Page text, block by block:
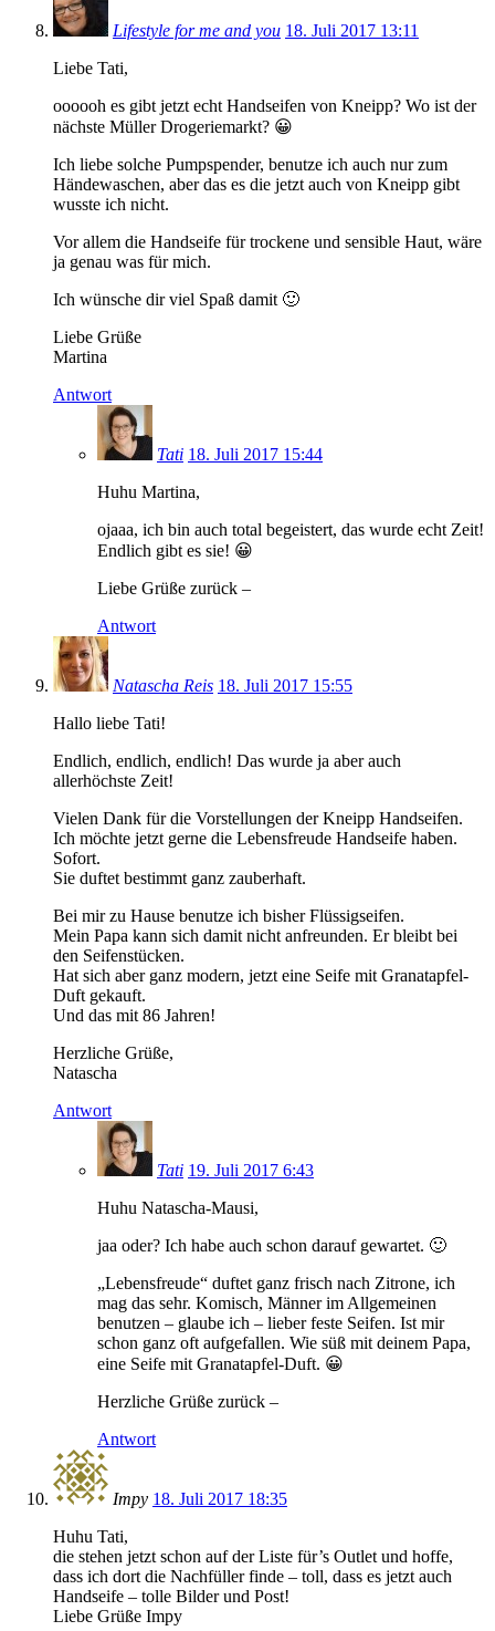
Lifestyle for me and you 18. Juli 2017 13:11
Liebe Tati,
oooooh es gibt jetzt echt Handseifen von Kneipp? Wo ist der
nächste Müller Drogeriemarkt? 😀
Ich liebe solche Pumpspender, benutze ich auch nur zum
Händewaschen, aber das es die jetzt auch von Kneipp gibt
wusste ich nicht.
Vor allem die Handseife für trockene und sensible Haut, wäre
ja genau was für mich.
Ich wünsche dir viel Spaß damit 🙂
Liebe Grüße
Martina
Antwort
Tati 18. Juli 2017 15:44
Huhu Martina,
ojaaa, ich bin auch total begeistert, das wurde echt Zeit!
Endlich gibt es sie! 😀
Liebe Grüße zurück –
Antwort
Natascha Reis 18. Juli 2017 15:55
Hallo liebe Tati!
Endlich, endlich, endlich! Das wurde ja aber auch
allerhöchste Zeit!
Vielen Dank für die Vorstellungen der Kneipp Handseifen.
Ich möchte jetzt gerne die Lebensfreude Handseife haben.
Sofort.
Sie duftet bestimmt ganz zauberhaft.
Bei mir zu Hause benutze ich bisher Flüssigseifen.
Mein Papa kann sich damit nicht anfreunden. Er bleibt bei
den Seifenstücken.
Hat sich aber ganz modern, jetzt eine Seife mit Granatapfel-
Duft gekauft.
Und das mit 86 Jahren!
Herzliche Grüße,
Natascha
Antwort
Tati 19. Juli 2017 6:43
Huhu Natascha-Mausi,
jaa oder? Ich habe auch schon darauf gewartet. 🙂
„Lebensfreude“ duftet ganz frisch nach Zitrone, ich
mag das sehr. Komisch, Männer im Allgemeinen
benutzen – glaube ich – lieber feste Seifen. Ist mir
schon ganz oft aufgefallen. Wie süß mit deinem Papa,
eine Seife mit Granatapfel-Duft. 😀
Herzliche Grüße zurück –
Antwort
Impy 18. Juli 2017 18:35
Huhu Tati,
die stehen jetzt schon auf der Liste für’s Outlet und hoffe,
dass ich dort die Nachfüller finde – toll, dass es jetzt auch
Handseife – tolle Bilder und Post!
Liebe Grüße Impy